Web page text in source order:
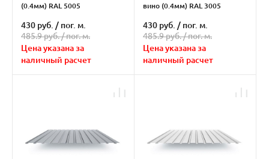
(0.4мм) RAL 5005
430 руб. / пог. м.
485.9 руб. /пог. м.
Цена указана за
наличный расчет
вино (0.4мм) RAL 3005
430 руб. / пог. м.
485.9 руб. /пог. м.
Цена указана за
наличный расчет